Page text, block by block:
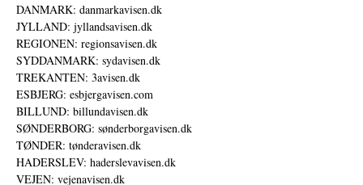
DANMARK: danmarkavisen.dk
JYLLAND: jyllandsavisen.dk
REGIONEN: regionsavisen.dk
SYDDANMARK: sydavisen.dk
TREKANTEN: 3avisen.dk
ESBJERG: esbjergavisen.com
BILLUND: billundavisen.dk
SØNDERBORG: sønderborgavisen.dk
TØNDER: tønderavisen.dk
HADERSLEV: haderslevavisen.dk
VEJEN: vejenavisen.dk